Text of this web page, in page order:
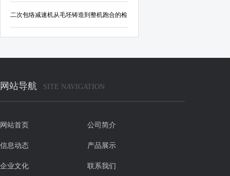
二次包络减速机从毛坯铸造到整机跑合的检
网站导航 SITE NAVIGATION
网站首页 公司简介
信息动态 产品展示
企业文化 联系我们